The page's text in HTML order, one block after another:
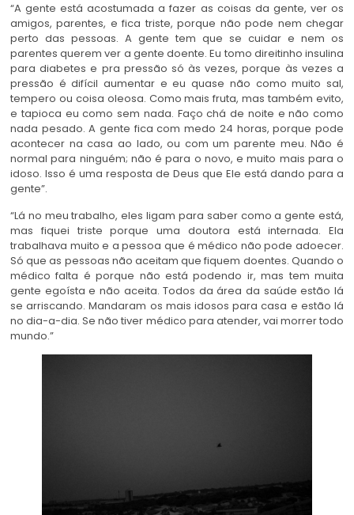
“A gente está acostumada a fazer as coisas da gente, ver os
amigos, parentes, e fica triste, porque não pode nem chegar
perto das pessoas. A gente tem que se cuidar e nem os
parentes querem ver a gente doente. Eu tomo direitinho insulina
para diabetes e pra pressão só às vezes, porque às vezes a
pressão é difícil aumentar e eu quase não como muito sal,
tempero ou coisa oleosa. Como mais fruta, mas também evito,
e tapioca eu como sem nada. Faço chá de noite e não como
nada pesado. A gente fica com medo 24 horas, porque pode
acontecer na casa ao lado, ou com um parente meu. Não é
normal para ninguém; não é para o novo, e muito mais para o
idoso. Isso é uma resposta de Deus que Ele está dando para a
gente”.
“Lá no meu trabalho, eles ligam para saber como a gente está,
mas fiquei triste porque uma doutora está internada. Ela
trabalhava muito e a pessoa que é médico não pode adoecer.
Só que as pessoas não aceitam que fiquem doentes. Quando o
médico falta é porque não está podendo ir, mas tem muita
gente egoísta e não aceita. Todos da área da saúde estão lá
se arriscando. Mandaram os mais idosos para casa e estão lá
no dia-a-dia. Se não tiver médico para atender, vai morrer todo
mundo.”